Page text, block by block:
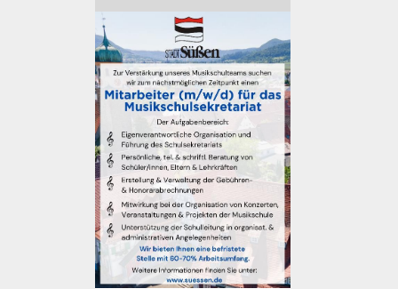
Abfall und Entsorgung
Kultur & Freizeit
Veranstaltungen
Stadtfest
Einrichtungen
Hallenbad